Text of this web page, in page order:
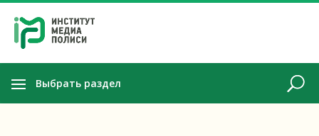
Выбрать раздел